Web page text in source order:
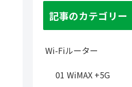
記事のカテゴリー
Wi-Fiルーター
01 WiMAX +5G